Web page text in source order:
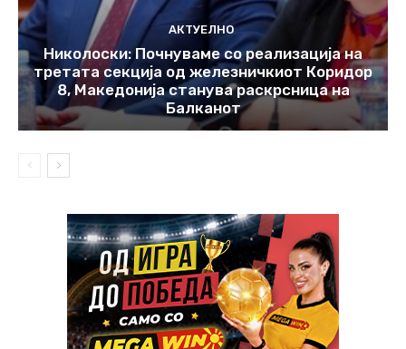
АКТУЕЛНО
Николоски: Почнуваме со реализација на
третата секција од железничкиот Коридор
8, Македонија станува раскрсница на
Балканот